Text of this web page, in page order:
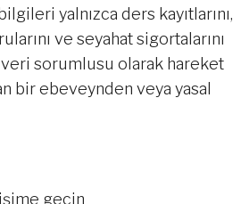
yalnızca ders kayıtlarını,
ve seyahat sigortalarını
veri sorumlusu olarak hareket
bir ebeveynden veya yasal
geçin